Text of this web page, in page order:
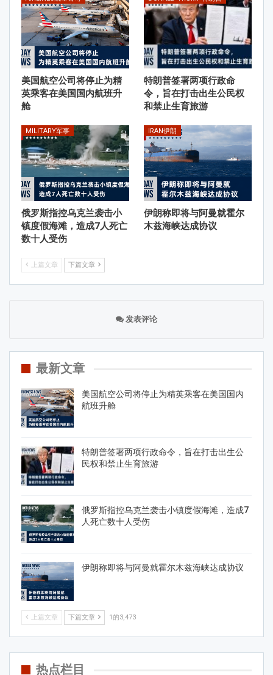
美国航空公司将停止为精
英乘客在美国国内航班升
舱
特朗普签署两项行政命
令，旨在打击出生公民权
和禁止生育旅游
MILITARY军事
俄罗斯指控乌克兰袭击小
镇度假海滩，造成7人死亡
数十人受伤
IRAN伊朗
伊朗称即将与阿曼就霍尔
木兹海峡达成协议
上篇文章 下篇文章
发表评论
最新文章
美国航空公司将停止为精英乘客在美国国内
航班升舱
特朗普签署两项行政命令，旨在打击出生公
民权和禁止生育旅游
俄罗斯指控乌克兰袭击小镇度假海滩，造成7
人死亡数十人受伤
伊朗称即将与阿曼就霍尔木兹海峡达成协议
上篇文章 下篇文章 1的3,473
热点栏目